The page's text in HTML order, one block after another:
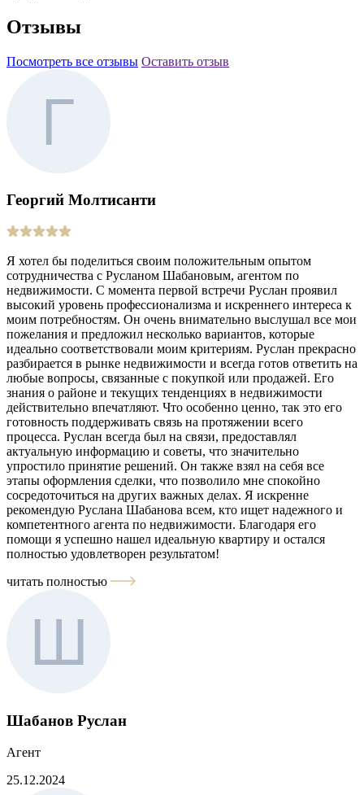
Отзывы
Посмотреть все отзывы Оставить отзыв
Георгий Молтисанти
Я хотел бы поделиться своим положительным опытом
сотрудничества с Русланом Шабановым, агентом по
недвижимости. С момента первой встречи Руслан проявил
высокий уровень профессионализма и искреннего интереса к
моим потребностям. Он очень внимательно выслушал все мои
пожелания и предложил несколько вариантов, которые
идеально соответствовали моим критериям. Руслан прекрасно
разбирается в рынке недвижимости и всегда готов ответить на
любые вопросы, связанные с покупкой или продажей. Его
знания о районе и текущих тенденциях в недвижимости
действительно впечатляют. Что особенно ценно, так это его
готовность поддерживать связь на протяжении всего
процесса. Руслан всегда был на связи, предоставлял
актуальную информацию и советы, что значительно
упростило принятие решений. Он также взял на себя все
этапы оформления сделки, что позволило мне спокойно
сосредоточиться на других важных делах. Я искренне
рекомендую Руслана Шабанова всем, кто ищет надежного и
компетентного агента по недвижимости. Благодаря его
помощи я успешно нашел идеальную квартиру и остался
полностью удовлетворен результатом!
читать полностью
Шабанов Руслан
Агент
25.12.2024